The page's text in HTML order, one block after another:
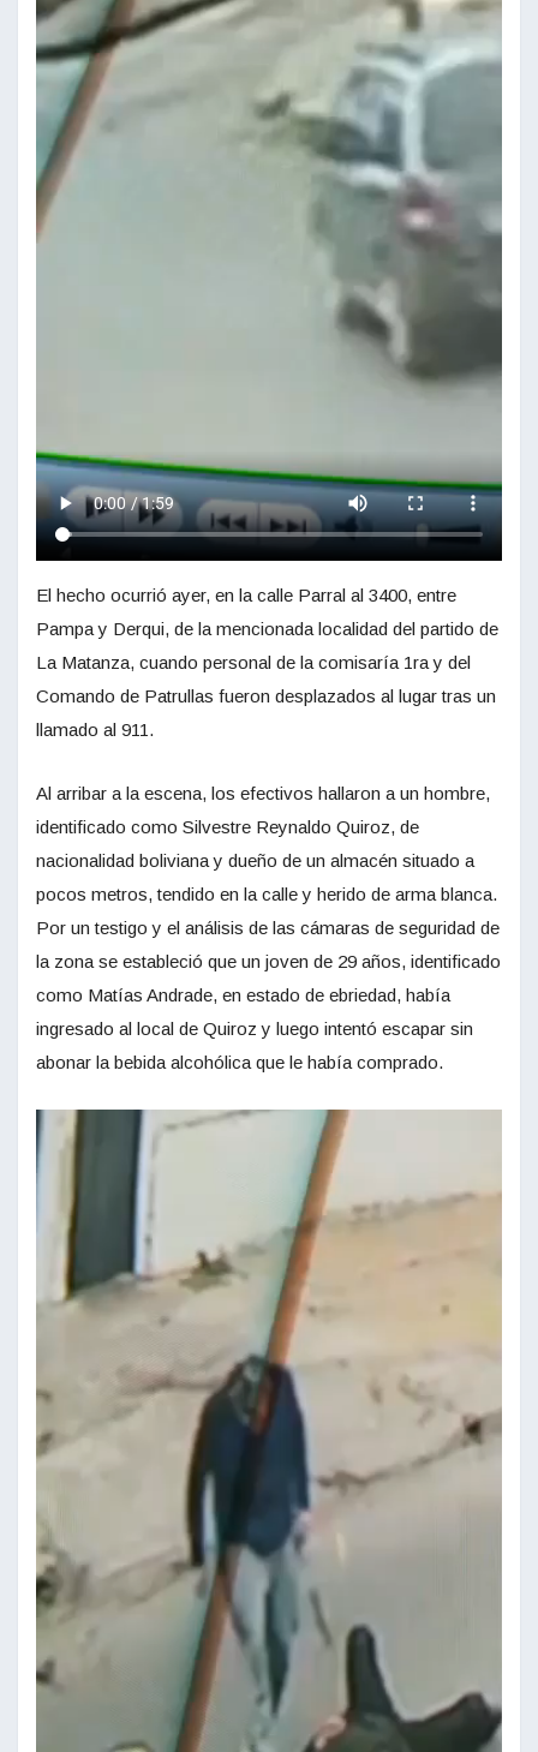
El hecho ocurrió ayer, en la calle Parral al 3400, entre
Pampa y Derqui, de la mencionada localidad del partido de
La Matanza, cuando personal de la comisaría 1ra y del
Comando de Patrullas fueron desplazados al lugar tras un
llamado al 911.
Al arribar a la escena, los efectivos hallaron a un hombre,
identificado como Silvestre Reynaldo Quiroz, de
nacionalidad boliviana y dueño de un almacén situado a
pocos metros, tendido en la calle y herido de arma blanca.
Por un testigo y el análisis de las cámaras de seguridad de
la zona se estableció que un joven de 29 años, identificado
como Matías Andrade, en estado de ebriedad, había
ingresado al local de Quiroz y luego intentó escapar sin
abonar la bebida alcohólica que le había comprado.